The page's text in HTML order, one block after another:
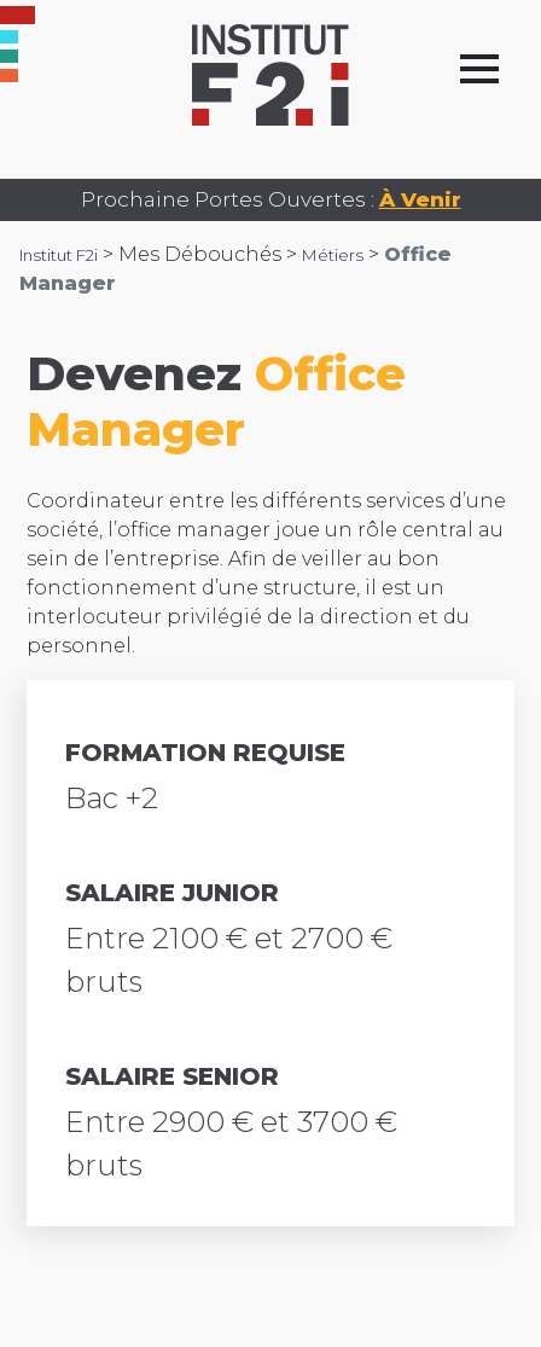
Prochaine Portes Ouvertes : À Venir
Institut F2i > Mes Débouchés > Métiers > Office
Manager
Devenez Office
Manager
Coordinateur entre les différents services d’une
société, l’office manager joue un rôle central au
sein de l’entreprise. Afin de veiller au bon
fonctionnement d’une structure, il est un
interlocuteur privilégié de la direction et du
personnel.
FORMATION REQUISE
Bac +2
SALAIRE JUNIOR
Entre 2100 € et 2700 €
bruts
SALAIRE SENIOR
Entre 2900 € et 3700 €
bruts